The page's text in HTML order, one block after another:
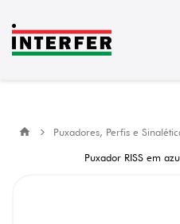
Puxadores, Perfis e
Puxador RISS em